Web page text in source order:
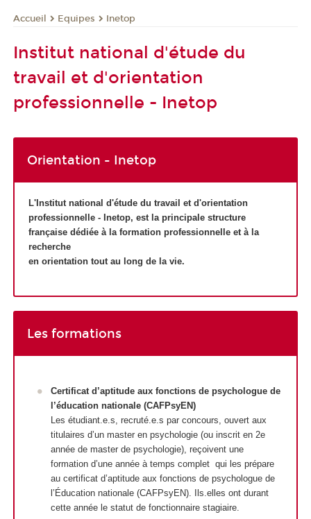
Accueil Equipes Inetop
Institut national d'étude du
travail et d'orientation
professionnelle - Inetop
Orientation - Inetop
L'Institut national d'étude du travail et d'orientation
professionnelle - Inetop, est la principale structure
française dédiée à la formation professionnelle et à la
recherche
en orientation tout au long de la vie.
Les formations
Certificat d’aptitude aux fonctions de psychologue de
l’éducation nationale (CAFPsyEN)
Les étudiant.e.s, recruté.e.s par concours, ouvert aux
titulaires d’un master en psychologie (ou inscrit en 2e
année de master de psychologie), reçoivent une
formation d’une année à temps complet qui les prépare
au certificat d’aptitude aux fonctions de psychologue de
l’Éducation nationale (CAFPsyEN). Ils.elles ont durant
cette année le statut de fonctionnaire stagiaire.